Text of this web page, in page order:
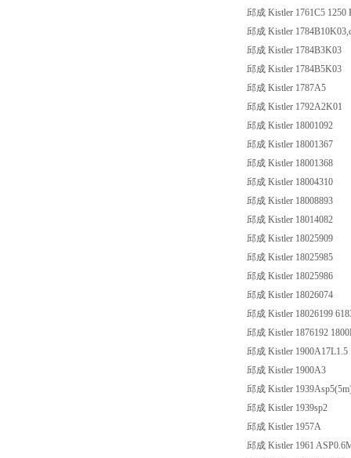
邱成 Kistler 1761C5 1250
邱成 Kistler
邱成 Kistler 1784B3K03
邱成 Kistler 1784B5K03
邱成 Kistler 1787A5
邱成 Kistler 1792A2K01
邱成 Kistler 18001092
邱成 Kistler 18001367
邱成 Kistler 18001368
邱成 Kistler 18004310
邱成 Kistler 18008893
邱成 Kistler 18014082
邱成 Kistler 18025909
邱成 Kistler 18025985
邱成 Kistler 18025986
邱成 Kistler 18026074
邱成 Kistler 18026199
邱成 Kistler 1876192
邱成 Kistler 1900A17L1.5
邱成 Kistler 1900A3
邱成 Kistler
邱成 Kistler 1939sp2
邱成 Kistler 1957A
邱成 Kistler 1961